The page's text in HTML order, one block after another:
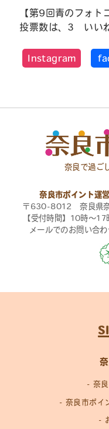
【第9回青のフォト
投票数は、3 いい
Instagram
奈良で過ご
奈良市ポイント運
〒630-8012 奈良県奈
【受付時間】10時〜
メールでのお問い合
奈
奈良市ポイ